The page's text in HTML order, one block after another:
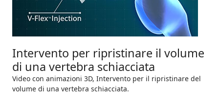
Intervento per ripristinare il volume
di una vertebra schiacciata
Video con animazioni 3D, Intervento per il ripristinare del
volume di una vertebra schiacciata.